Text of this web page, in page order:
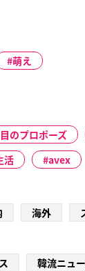
萌え
のプロポーズ
活 avex
海外
韓流ニュ